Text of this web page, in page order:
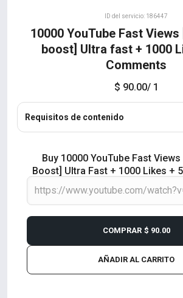
ID del servicio: 186447
10000 YouTube Fast
boost] Ultra fast + 1000
Comments
$ 90.00/ 1
Requisitos de contenido
Buy 10000 YouTube Fast
Boost] Ultra Fast + 1000 Likes +
AÑADIR AL CARRITO
COMPRAR $ 90.00